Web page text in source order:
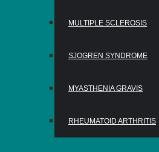
MULTIPLE SCLEROSIS
SJOGREN SYNDROME
MYASTHENIA GRAVIS
RHEUMATOID ARTHRITIS